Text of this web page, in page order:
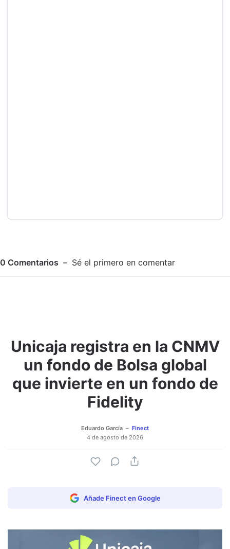
0 Comentarios Sé el primero en comentar
Adjuntar imagen Comentar
Unicaja registra en la CNMV
un fondo de Bolsa global
que invierte en un fondo de
Fidelity
Eduardo García
Finect
4 de agosto de 2026
Añade Finect en Google